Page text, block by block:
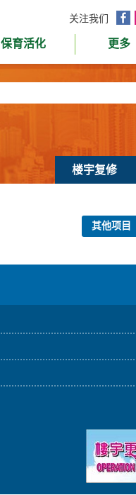
关注我们
面
保育活化 更多
楼宇复修
其他项目